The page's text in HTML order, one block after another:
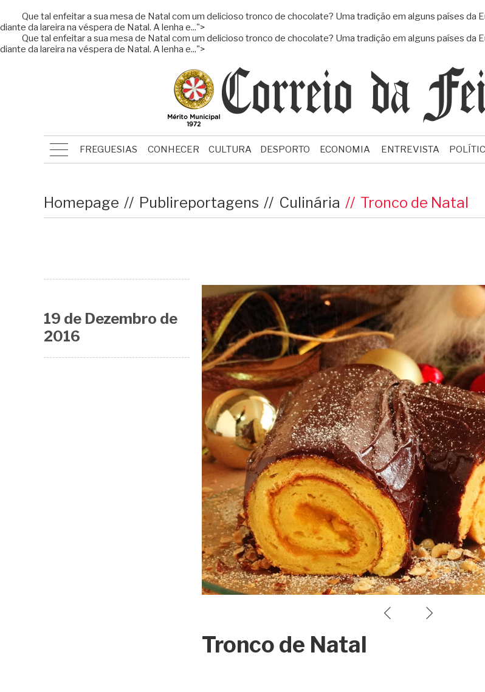
Que tal enfeitar a sua mesa de Natal com um delicioso tronco de chocolate? Uma tradição em alguns países da
diante da lareira na véspera de Natal. A lenha e...">
Que tal enfeitar a sua mesa de Natal com um delicioso tronco de chocolate? Uma tradição em alguns países da
diante da lareira na véspera de Natal. A lenha e...">
FREGUESIAS CONHECER CULTURA DESPORTO ECONOMIA ENTREVISTA
Homepage Publireportagens Culinária Tronco de Natal
19 de Dezembro de
2016
Tronco de Natal